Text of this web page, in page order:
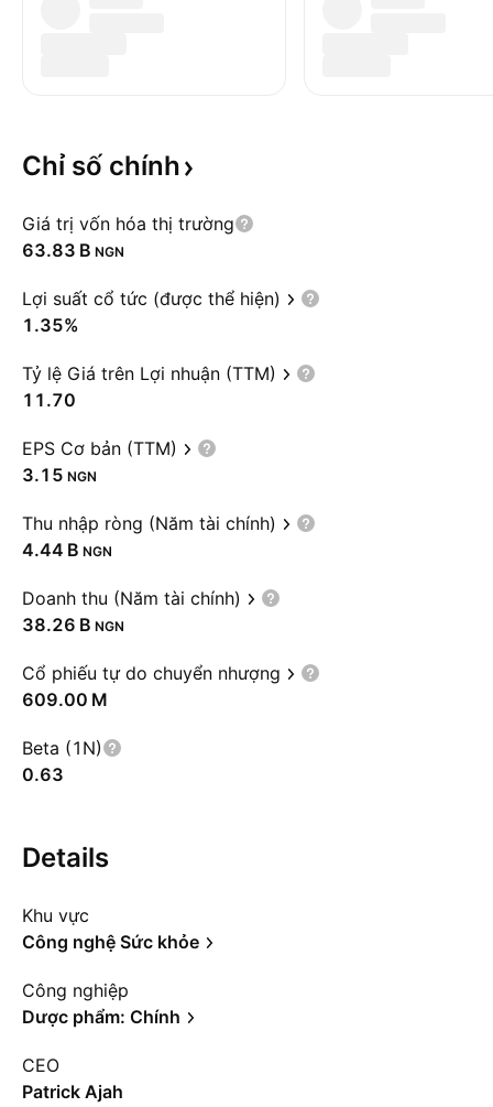
Chỉ số chính
Giá trị vốn hóa thị trường
‪63.83 B‬ NGN
Lợi suất cổ tức (được thể hiện)
1.35%
Tỷ lệ Giá trên Lợi nhuận (TTM)
11.70
EPS Cơ bản (TTM)
3.15 NGN
Thu nhập ròng (Năm tài chính)
‪4.44 B‬ NGN
Doanh thu (Năm tài chính)
‪38.26 B‬ NGN
Cổ phiếu tự do chuyển nhượng
‪609.00 M‬
Beta (1N)
0.63
Details
Khu vực
Công nghệ Sức khỏe
Công nghiệp
Dược phẩm: Chính
CEO
Patrick Ajah